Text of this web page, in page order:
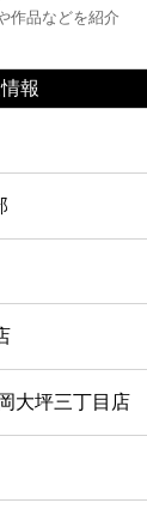
作品などを紹介
報
大坪三丁目店